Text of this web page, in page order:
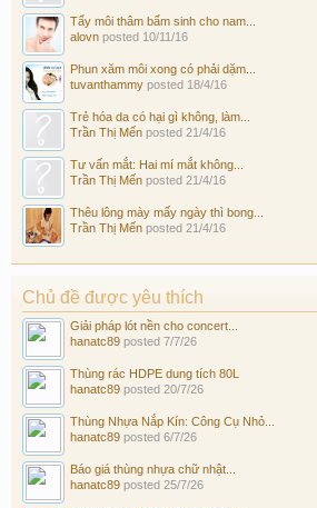
Tẩy môi thâm bẩm sinh cho nam...
alovn posted 10/11/16
Phun xăm môi xong có phải dặm...
tuvanthammy posted 18/4/16
Trẻ hóa da có hại gì không, làm...
Trần Thị Mến posted 21/4/16
Tư vấn mắt: Hai mí mắt không...
Trần Thị Mến posted 21/4/16
Thêu lông mày mấy ngày thì bong...
Trần Thị Mến posted 21/4/16
Chủ đề được yêu thích
Giải pháp lót nền cho concert...
hanatc89 posted 7/7/26
Thùng rác HDPE dung tích 80L
hanatc89 posted 20/7/26
Thùng Nhựa Nắp Kín: Công Cụ Nhỏ...
hanatc89 posted 6/7/26
Báo giá thùng nhựa chữ nhật...
hanatc89 posted 25/7/26